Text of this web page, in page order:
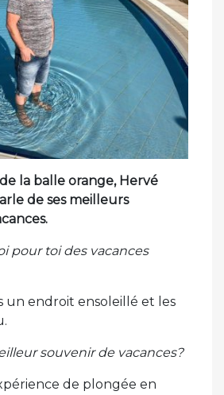
la balle orange, Hervé
de ses meilleurs
pour toi des vacances
un endroit ensoleillé et les
souvenir de vacances?
de plongée en